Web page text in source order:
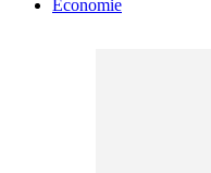
Economie